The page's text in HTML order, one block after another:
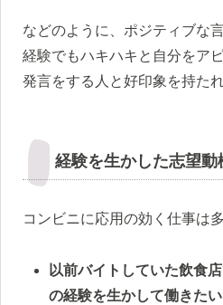
などのように、ポジティブな
経験でもハキハキと自分をア
発言をする人と好印象を持たれ
経験を生かした志望動
コンビニに応用の効く仕事は多
以前バイトしていた飲食
の経験を生かして働きたい